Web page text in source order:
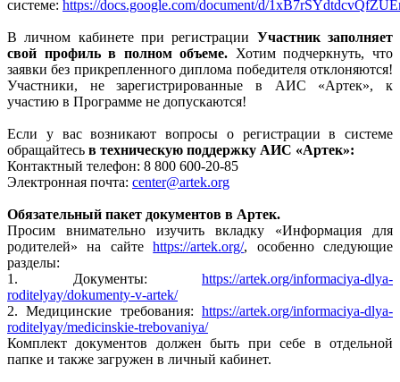
системе: https://docs.google.com/document/d/
В личном кабинете при регистрации Участник заполняет
свой профиль в полном объеме. Хотим подчеркнуть, что
заявки без прикрепленного диплома победителя отклоняются!
Участники, не зарегистрированные в АИС «Артек», к
участию в Программе не допускаются!
Если у вас возникают вопросы о регистрации в системе
обращайтесь в техническую поддержку АИС «Артек»:
Контактный телефон: 8 800 600-20-85
Электронная почта: center@artek.org
Обязательный пакет документов в Артек.
Просим внимательно изучить вкладку «Информация для
родителей» на сайтеhttps://artek.org/, особенно следующие
разделы:
1. Документы: https://artek.org/informaciya-dlya-
roditelyay/dokumenty-v-artek/
2. Медицинские требования: https://artek.org/informaciya-dlya-
roditelyay/medicinskie-trebovaniya/
Комплект документов должен быть при себе в отдельной
папке и также загружен в личный кабинет.